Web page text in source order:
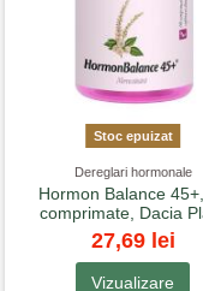
Stoc epuizat
Dereglari hormonale
Hormon Balance
comprimate, Dacia
27,69 lei
Vizualizare